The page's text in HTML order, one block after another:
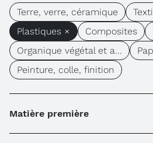
Terre, verre, céramique
Plastiques ×
Composites
Organique végétal et a...
Peinture, colle, finition
Matière première